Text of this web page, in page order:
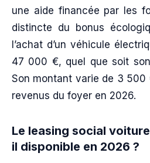
une aide financée par les
distincte du bonus
l’achat d’un véhicule
47 000 €, quel que soit
Son montant varie de 3
revenus du foyer en 2026.
Le leasing social
il disponible en 2026 ?